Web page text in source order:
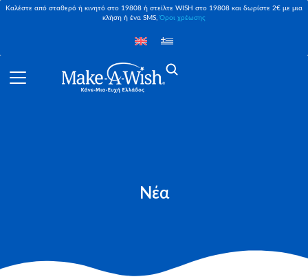
Καλέστε από σταθερό ή κινητό στο 19808 ή στείλτε WISH στο 19808 και δωρίστε 2€ με μια
κλήση ή ένα SMS,Όροι χρέωσης
Νέα